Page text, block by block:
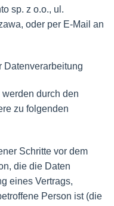
sp. z o.o., ul.
oder per E-Mail an
Datenverarbeitung
durch den
zu folgenden
Schritte vor dem
die die Daten
eines Vertrags,
Person ist (die